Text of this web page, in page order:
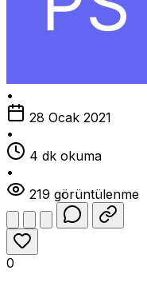
•
28 Ocak 2021
•
4 dk okuma
•
219 görüntülenme
0